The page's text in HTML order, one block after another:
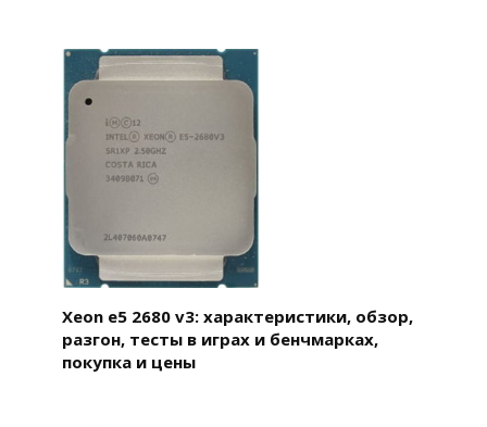
Xeon e5 2680 v3: характеристики, обзор,
разгон, тесты в играх и бенчмарках,
покупка и цены